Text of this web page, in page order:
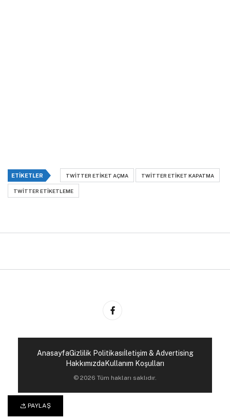
PAYLAŞ
ETIKETLER TWITTER ETIKET AÇMA TWITTER ETIKET KAPATMA
TWITTER ETIKETLEME
AnasayfaGizlilik Politikasıİletişim & Advertising
Hakkımızda Kullanım Koşulları
© 2026 Tüm hakları saklıdır.